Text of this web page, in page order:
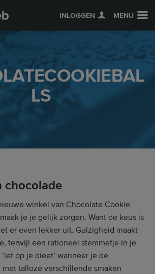
INLOGGEN MENU
LS
chocolade
winkel van Chocolate Cookie
je je gelijk zorgen. Want de keus is
er even lekker uit. Gulzigheid maakt
terwijl een rationeel stemmetje in je
op je dieet’ wanneer je de
talloze verschillende smaken